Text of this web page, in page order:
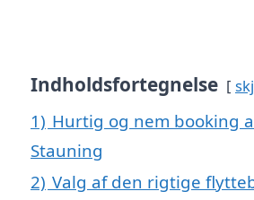
Indholdsfortegnelse
1) Hurtig og nem booking
Stauning
2) Valg af den rigtige